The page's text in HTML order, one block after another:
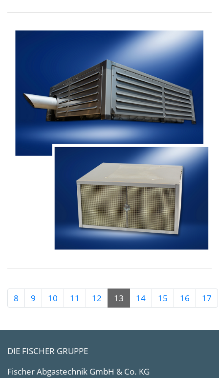
8 9 10 11 12 13 14 15 16 17
DIE FISCHER GRUPPE
Fischer Abgastechnik GmbH & Co. KG